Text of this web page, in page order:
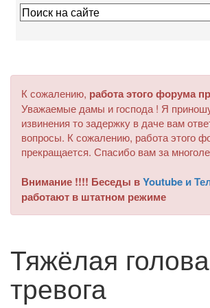
К сожалению, работа этого форума
Уважаемые дамы и господа ! Я
извинения то задержку в даче вам
вопросы. К сожалению, работа этого
прекращается. Спасибо вам за
Внимание !!!! Беседы вYoutube и
работают в штатном режиме
Тяжёлая
тревога